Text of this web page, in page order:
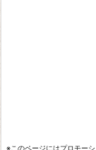
※このページにはプロモー